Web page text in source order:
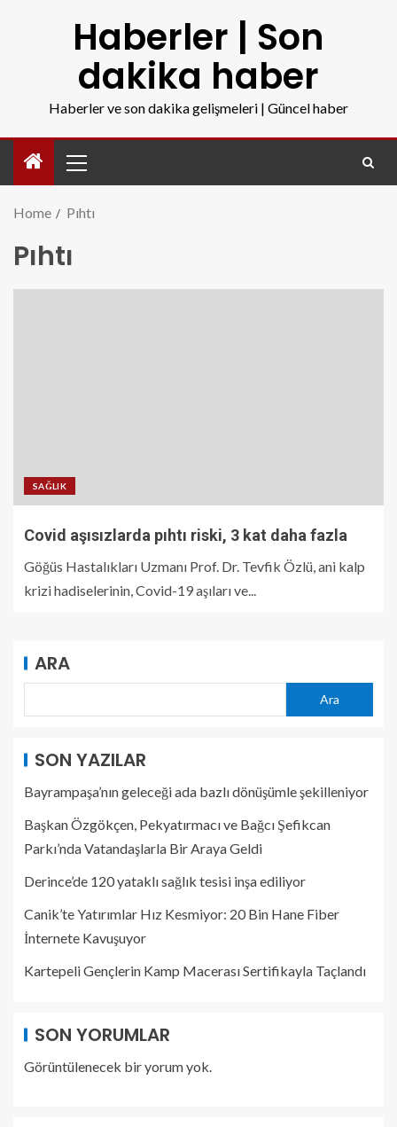
Haberler | Son
dakika haber
Haberler ve son dakika gelişmeleri | Güncel haber
Home Pıhtı
Pıhtı
SAĞLIK
Covid aşısızlarda pıhtı riski, 3 kat daha fazla
Göğüs Hastalıkları Uzmanı Prof. Dr. Tevfik Özlü, ani kalp
krizi hadiselerinin, Covid-19 aşıları ve...
ARA
Ara
SON YAZILAR
Bayrampaşa’nın geleceği ada bazlı dönüşümle şekilleniyor
Başkan Özgökçen, Pekyatırmacı ve Bağcı Şefikcan
Parkı’nda Vatandaşlarla Bir Araya Geldi
Derince’de 120 yataklı sağlık tesisi inşa ediliyor
Canik’te Yatırımlar Hız Kesmiyor: 20 Bin Hane Fiber
İnternete Kavuşuyor
Kartepeli Gençlerin Kamp Macerası Sertifikayla Taçlandı
SON YORUMLAR
Görüntülenecek bir yorum yok.